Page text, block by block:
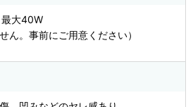
大40W
ん。事前にご用意ください）